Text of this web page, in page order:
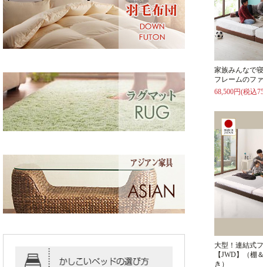
家族みんなで
フレームのフ
68,500円(税込
大型！連結式
【JWD】（棚
き）